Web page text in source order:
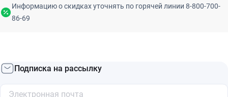
Информацию о скидках уточнять по горячей линии 8-800-700-
86-69
Подписка на рассылку